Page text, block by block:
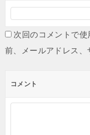
次回のコメントで
前、メールアドレス、
コメント